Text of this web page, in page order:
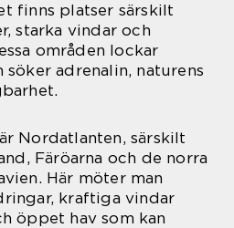
finns platser särskilt
starka vindar och
områden lockar
söker adrenalin, naturens
Nordatlanten, särskilt
Färöarna och de norra
Här möter man
kraftiga vindar
öppet hav som kan